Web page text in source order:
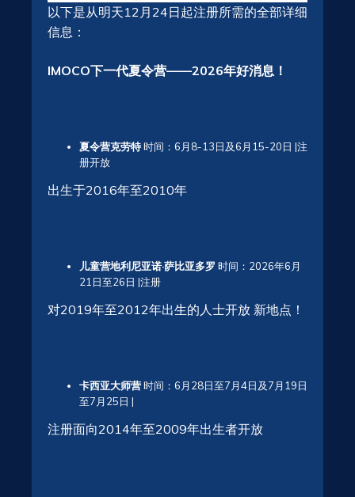
以下是从明天12月24日起注册所需的全部详细
信息：
IMOCO下一代夏令营——2026年好消息！
夏令营克劳特时间：6月8-13日及6月15-20日 |注
册开放
出生于2016年至2010年
儿童营地利尼亚诺·萨比亚多罗 时间：2026年6月
21日至26日 |注册
对2019年至2012年出生的人士开放 新地点！
卡西亚大师营时间：6月28日至7月4日及7月19日
至7月25日 |
注册面向2014年至2009年出生者开放